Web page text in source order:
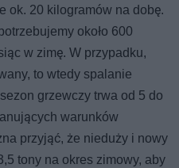
ok. 20 kilogramów na dobę.
około 600
w zimę. W przypadku,
to wtedy spalanie
grzewczy trwa od 5 do
warunków
przyjąć, że nieduży i nowy
tony na okres zimowy, aby